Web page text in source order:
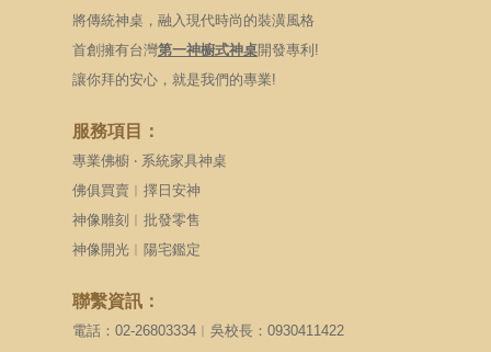
將傳統神桌，融入現代時尚的裝潢風格
首創擁有台灣第一神櫥式神桌開發專利!
讓你拜的安心，就是我們的專業!
服務項目：
專業佛櫥 ‧ 系統家具神桌
佛俱買賣︱擇日安神
神像雕刻︱批發零售
神像開光︱陽宅鑑定
聯繫資訊：
電話：02-26803334︱吳校長：0930411422